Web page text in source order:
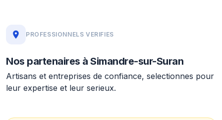
PROFESSIONNELS VERIFIES
Nos partenaires à Simandre-sur-Suran
Artisans et entreprises de confiance, selectionnes pour
leur expertise et leur serieux.